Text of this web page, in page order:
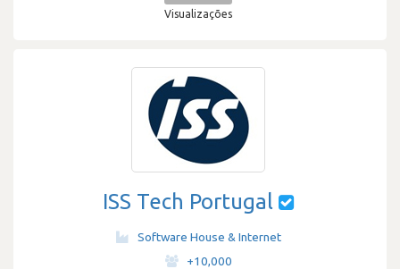
Visualizações
ISS Tech Portugal
Software House & Internet
+10,000